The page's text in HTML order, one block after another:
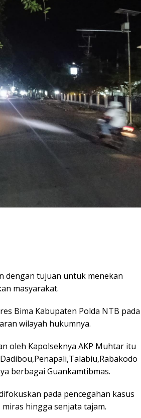
dengan tujuan untuk menekan
masyarakat.
Bima Kabupaten Polda NTB pada
wilayah hukumnya.
oleh Kapolseknya AKP Muhtar itu
berbagai Guankamtibmas.
pada pencegahan kasus
hingga senjata tajam.